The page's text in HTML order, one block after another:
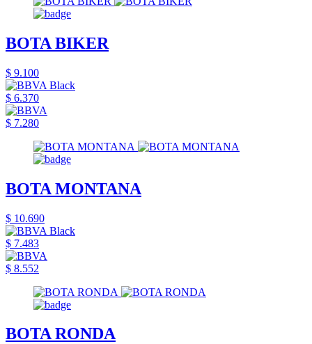
BOTA BIKER
$ 9.100
$ 6.370
$ 7.280
BOTA MONTANA
$ 10.690
$ 7.483
$ 8.552
BOTA RONDA